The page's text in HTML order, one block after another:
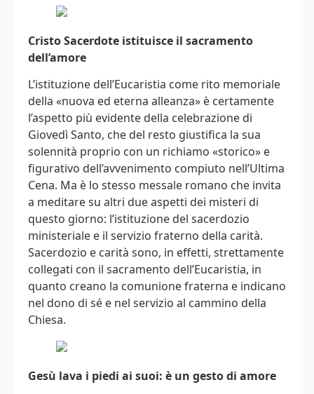
Cristo Sacerdote istituisce il sacramento
dell’amore
L’istituzione dell’Eucaristia come rito memoriale
della «nuova ed eterna alleanza» è certamente
l’aspetto più evidente della celebrazione di
Giovedì Santo, che del resto giustifica la sua
solennità proprio con un richiamo «storico» e
figurativo dell’avvenimento compiuto nell’Ultima
Cena. Ma è lo stesso messale romano che invita
a meditare su altri due aspetti dei misteri di
questo giorno: l’istituzione del sacerdozio
ministeriale e il servizio fraterno della carità.
Sacerdozio e carità sono, in effetti, strettamente
collegati con il sacramento dell’Eucaristia, in
quanto creano la comunione fraterna e indicano
nel dono di sé e nel servizio al cammino della
Chiesa.
Gesù lava i piedi ai suoi: è un gesto di amore